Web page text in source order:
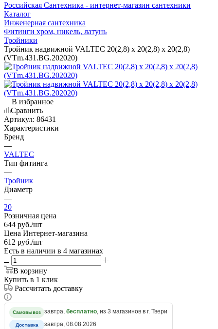
Российская Сантехника - интернет-магазин сантехники
Каталог
Инженерная сантехника
Фитинги хром, никель, латунь
Тройники
Тройник надвижной VALTEC 20(2,8) х 20(2,8) х 20(2,8)
(VTm.431.BG.202020)
В избранное
Сравнить
Артикул: 86431
Характеристики
Бренд
—
VALTEC
Тип фитинга
—
Тройник
Диаметр
—
20
Розничная цена
644 руб./шт
Цена Интернет-магазина
612 руб./шт
Есть в наличии в 4 магазинах
В корзину
Купить в 1 клик
Рассчитать доставку
Самовывоз завтра, бесплатно, из 3 магазинов в г. Твери
Доставка завтра, 08.08.2026